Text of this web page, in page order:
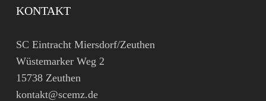
KONTAKT
SC Eintracht Miersdorf/Zeuthen
Wüstemarker Weg 2
15738 Zeuthen
kontakt@scemz.de